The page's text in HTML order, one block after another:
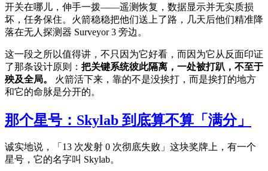
开关在哪儿，伸手一拨——遥测恢复，数据显示并无实质损
坏，任务保住。火箭稳稳把他们送上了路，几天后他们精准降
落在无人探测器 Surveyor 3 旁边。
这一段之所以值得讲，不只因为它好看，而因为它从反面印证
了那条设计原则： 把关键系统彼此隔离，一处被打趴，不至于
殃及全局。
火箭活下来，靠的不是没挨打，而是挨打的地方
和它的命脉是分开的。
那个星号：Skylab 到底算不算「满分」
诚实地说，「13 次发射 0 次彻底失败」这块奖牌上，有一个
星号，它的名字叫 Skylab。